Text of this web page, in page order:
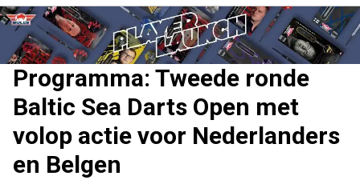
Programma: Tweede ronde
Baltic Sea Darts Open met
volop actie voor Nederlanders
en Belgen